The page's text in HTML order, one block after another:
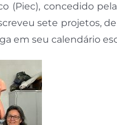
(Piec), concedido
sete projetos,
em seu calendário